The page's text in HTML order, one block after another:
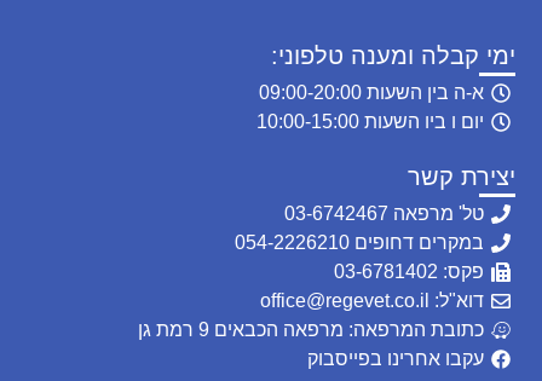
יצירת קשר
טל' מרפאה 03-6742467
במקרים דחופים 054-2226210
פקס: 03-6781402
דוא"ל: office@regevet.co.il
כתובת המרפאה: מרפאה הכבאים 9 רמת גן
עקבו אחרינו בפייסבוק
ימי קבלה ומענה טלפוני:
א-ה בין השעות 09:00-20:00
יום ו ביו השעות 10:00-15:00